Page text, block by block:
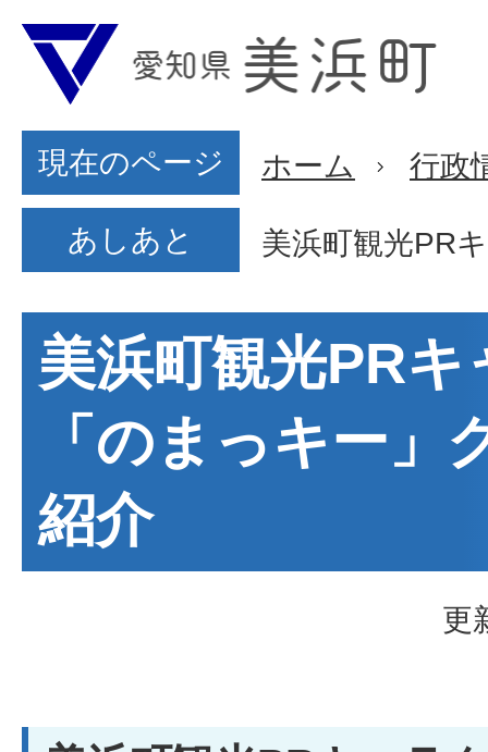
現在のページ ホーム 行政
あしあと 美浜町観光PR
美浜町観光PRキ
「のまっキー」
紹介
更